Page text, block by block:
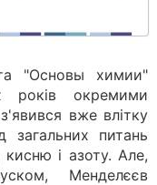
химии"
років окремими
вже влітку
загальних питань
кисню і азоту. Але,
Менделєєв